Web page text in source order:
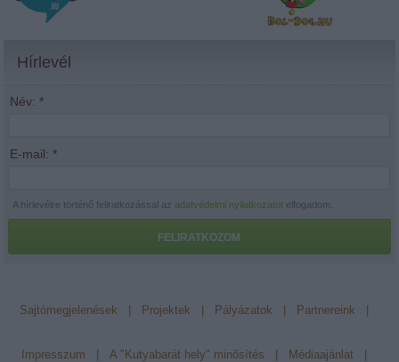
Hírlevél
Név: *
E-mail: *
A hírlevélre történő feliratkozással azadatvédelmi nyilatkozatot elfogadom.
FELIRATKOZOM
Sajtómegjelenések Projektek Pályázatok Partnereink
Impresszum A "Kutyabarát hely" minősítés Médiaajánlat